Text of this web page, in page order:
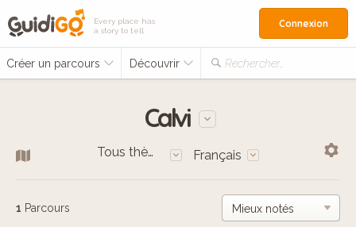
Every place has
a story to tell
Créer un parcours Découvrir Rechercher…
Connexion
Calvi
Tous thèmes Français
1 Parcours